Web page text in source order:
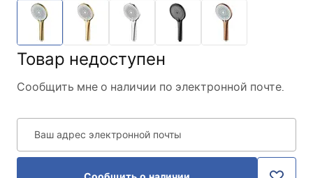
Товар недоступен
Сообщить мне о наличии по электронной почте.
Ваш адрес электронной почты